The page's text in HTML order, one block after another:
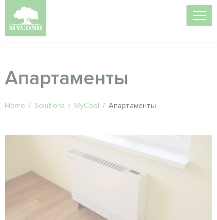
Апартаменты
Home / Solutions / MyCool / Апартаменты